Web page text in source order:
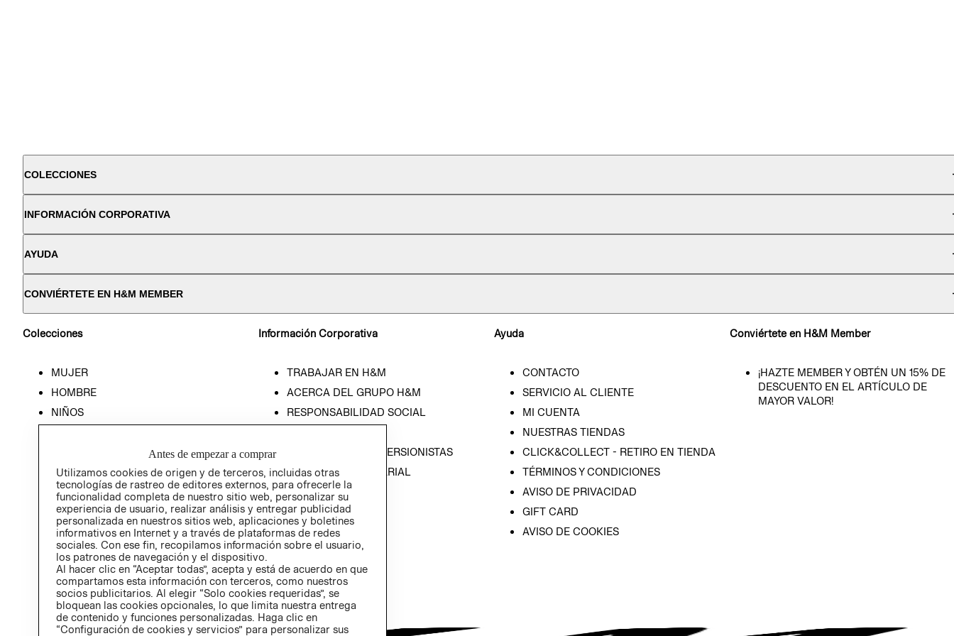
COLECCIONES
INFORMACIÓN CORPORATIVA
AYUDA
CONVIÉRTETE EN H&M MEMBER
Colecciones
MUJER
HOMBRE
NIÑOS
Información Corporativa
TRABAJAR EN H&M
ACERCA DEL GRUPO H&M
RESPONSABILIDAD SOCIAL
RELACIÓN CON INVERSIONISTAS
POLÍTICA EMPRESARIAL
Ayuda
CONTACTO
SERVICIO AL CLIENTE
MI CUENTA
NUESTRAS TIENDAS
CLICK&COLLECT - RETIRO EN TIENDA
TÉRMINOS Y CONDICIONES
AVISO DE PRIVACIDAD
GIFT CARD
AVISO DE COOKIES
Conviértete en H&M Member
¡HAZTE MEMBER Y OBTÉN UN 15% DE
DESCUENTO EN EL ARTÍCULO DE
MAYOR VALOR!
Antes de empezar a comprar
Utilizamos cookies de origen y de terceros, incluidas otras
tecnologías de rastreo de editores externos, para ofrecerle la
funcionalidad completa de nuestro sitio web, personalizar su
experiencia de usuario, realizar análisis y entregar publicidad
personalizada en nuestros sitios web, aplicaciones y boletines
informativos en Internet y a través de plataformas de redes
sociales. Con ese fin, recopilamos información sobre el usuario,
los patrones de navegación y el dispositivo.
Al hacer clic en “Aceptar todas”, acepta y está de acuerdo en que
compartamos esta información con terceros, como nuestros
socios publicitarios. Al elegir “Solo cookies requeridas”, se
bloquean las cookies opcionales, lo que limita nuestra entrega
de contenido y funciones personalizadas. Haga clic en
“Configuración de cookies y servicios” para personalizar sus